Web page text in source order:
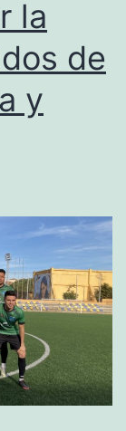
de
la
de
y